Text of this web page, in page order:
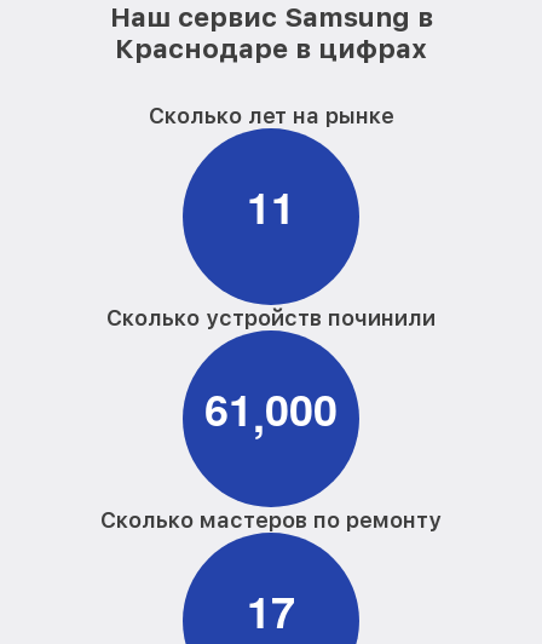
Наш сервис Samsung в
Краснодаре в цифрах
Сколько лет на рынке
11
Сколько устройств починили
61,000
Сколько мастеров по ремонту
17